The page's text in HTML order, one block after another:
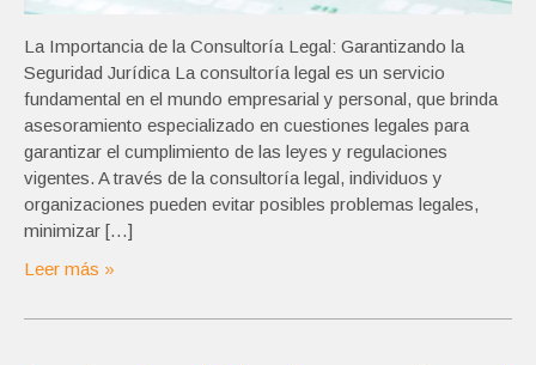
La Importancia de la Consultoría Legal: Garantizando la
Seguridad Jurídica La consultoría legal es un servicio
fundamental en el mundo empresarial y personal, que brinda
asesoramiento especializado en cuestiones legales para
garantizar el cumplimiento de las leyes y regulaciones
vigentes. A través de la consultoría legal, individuos y
organizaciones pueden evitar posibles problemas legales,
minimizar […]
Leer más »